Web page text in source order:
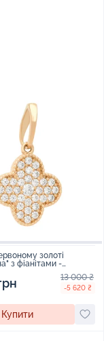
золоті
з фіанітами -
13 000 ₴
-5 620 ₴
Купити